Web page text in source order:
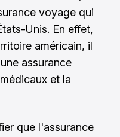
voyage qui
Unis. En effet,
américain, il
assurance
et la
que l'assurance